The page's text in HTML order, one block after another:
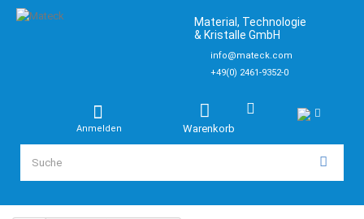
Material, Technologie
& Kristalle GmbH
info@mateck.com
+49(0) 2461-9352-0
Warenkorb
Anmelden